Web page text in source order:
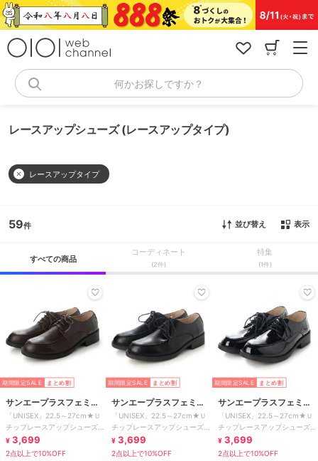
コ
ン
何かお探しですか？
レースアップシューズ (レースアップタイプ)
レースアップタイプ
59 並び替え 表示
すべての商品
コーディネート
(2件)
特集
(1件)
期間限定SALE まとめ割
サンエープラスフェミニ
ン
「UNISEX」22.5～27cm★Ｕ
チップレースアップシューズ
★3576
¥ 3,699
2点以上で10%OFF
期間限定SALE まとめ割
サンエープラスフェミニ
ン
「UNISEX」22.5～27cm★Ｕ
チップレースアップシューズ
★3576
¥ 3,699
2点以上で10%OFF
期間限定SALE まとめ割
サンエープラスフェミニ
ン
「UNISEX」22.5～27cm★Ｕ
チップレースアップシューズ
★3576
¥ 3,699
2点以上で10%OFF